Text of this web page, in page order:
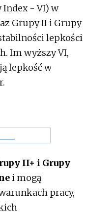
Index - VI) w
Grupy II i Grupy
lepkości
Im wyższy VI,
lepkość w
II+ i Grupy
i mogą
pracy,